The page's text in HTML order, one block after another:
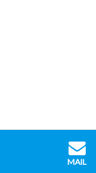
MAIL